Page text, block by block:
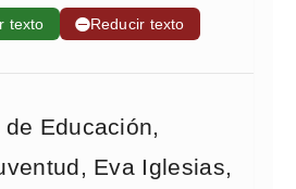
texto ➖Reducir texto
Educación,
Eva Iglesias,